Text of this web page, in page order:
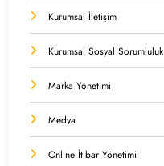
Kurumsal İletişim
Kurumsal Sosyal Sorumluluk
Marka Yönetimi
Medya
Online İtibar Yönetimi